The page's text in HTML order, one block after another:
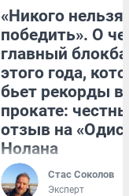
«Никого нельзя
победить». О
главный
этого года,
бьет рекорды в
прокате:
отзыв на
Нолана
Стас Соколов
Эксперт